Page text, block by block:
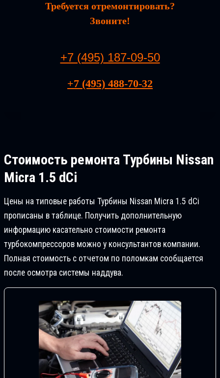
Требуется отремонтировать?
Звоните!
+7 (495) 187-09-50
+7 (495) 488-70-32
Стоимость ремонта Турбины Nissan
Micra 1.5 dCi
Цены на типовые работы Турбины Nissan Micra 1.5 dCi
прописаны в таблице. Получить дополнительную
информацию касательно стоимости ремонта
турбокомпрессоров можно у консультантов компании.
Полная стоимость с отчетом по поломкам сообщается
после осмотра системы наддува.